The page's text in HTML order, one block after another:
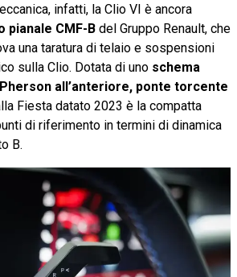
infatti, la Clio VI è ancora
pianale CMF-B del Gruppo Renault, che
una taratura di telaio e sospensioni
sulla Clio. Dotata di uno schema
all’anteriore, ponte torcente
Fiesta datato 2023 è la compatta
di riferimento in termini di dinamica
B.